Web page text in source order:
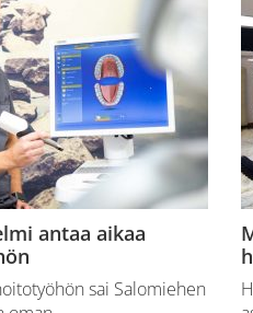
antaa aikaa
sai Salomiehen